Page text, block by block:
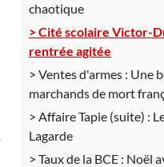
chaotique
Cité scolaire Victor-
rentrée agitée
Ventes d'armes : Une
marchands de mort
Affaire Tapie (suite) :
Lagarde
Taux de la BCE : Noël